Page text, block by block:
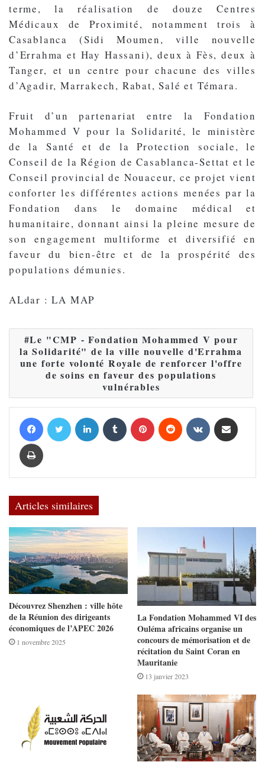
terme, la réalisation de douze Centres
Médicaux de Proximité, notamment trois à
Casablanca (Sidi Moumen, ville nouvelle
d’Errahma et Hay Hassani), deux à Fès, deux à
Tanger, et un centre pour chacune des villes
d’Agadir, Marrakech, Rabat, Salé et Témara.
Fruit d’un partenariat entre la Fondation
Mohammed V pour la Solidarité, le ministère
de la Santé et de la Protection sociale, le
Conseil de la Région de Casablanca-Settat et le
Conseil provincial de Nouaceur, ce projet vient
conforter les différentes actions menées par la
Fondation dans le domaine médical et
humanitaire, donnant ainsi la pleine mesure de
son engagement multiforme et diversifié en
faveur du bien-être et de la prospérité des
populations démunies.
ALdar : LA MAP
Le "CMP - Fondation Mohammed V pour
la Solidarité" de la ville nouvelle d'Errahma
une forte volonté Royale de renforcer l'offre
de soins en faveur des populations
vulnérables
Articles similaires
Découvrez Shenzhen : ville hôte
de la Réunion des dirigeants
économiques de l’APEC 2026
1 novembre 2025
La Fondation Mohammed VI des
Ouléma africains organise un
concours de mémorisation et de
récitation du Saint Coran en
Mauritanie
13 janvier 2023